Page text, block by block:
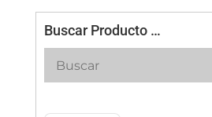
Buscar Producto …